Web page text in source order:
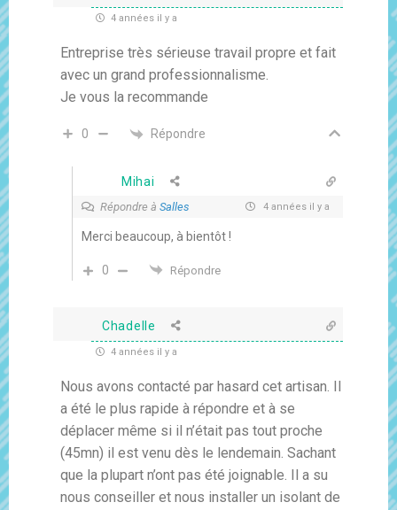
4 années il y a
Entreprise très sérieuse travail propre et fait
avec un grand professionnalisme.
Je vous la recommande
0 Répondre
Mihai
Répondre à Salles 4 années il y a
Merci beaucoup, à bientôt !
0 Répondre
Chadelle
4 années il y a
Nous avons contacté par hasard cet artisan. Il
a été le plus rapide à répondre et à se
déplacer même si il n’était pas tout proche
(45mn) il est venu dès le lendemain. Sachant
que la plupart n’ont pas été joignable. Il a su
nous conseiller et nous installer un isolant de